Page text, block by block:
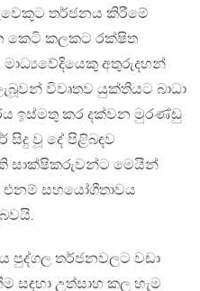
තර්ජනය කිරීමේ
කෙටි කලකට රක්ෂිත
මාධ්‍යවේදියෙකු අතුරුදහන්
විවෘතව යුක්තියට බාධා
ඉස්මතු කර දක්වන මුරණ්ඩු
සිදු වූ දේ පිළිබඳව
සාක්ෂිකරුවන්ට මෙයින්
එනම් සහයෝගීතාවය
පුද්ගල තර්ජනවලට වඩා
සඳහා උත්සාහ කල හැම